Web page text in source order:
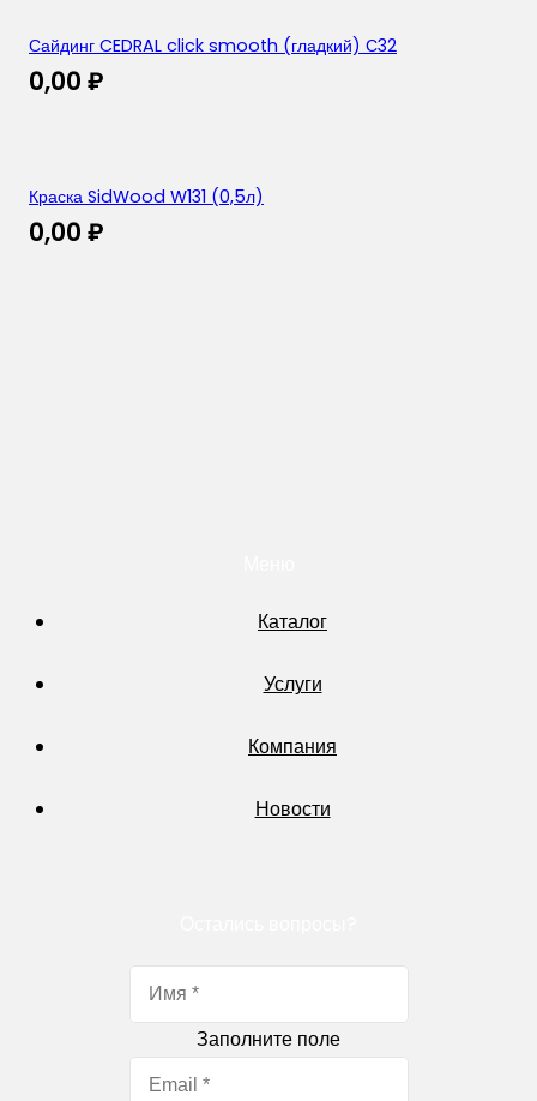
Сайдинг CEDRAL click smooth (гладкий) С32
0,00 ₽
Краска SidWood W131 (0,5л)
0,00 ₽
Каталог
Услуги
Компания
Новости
Заполните поле